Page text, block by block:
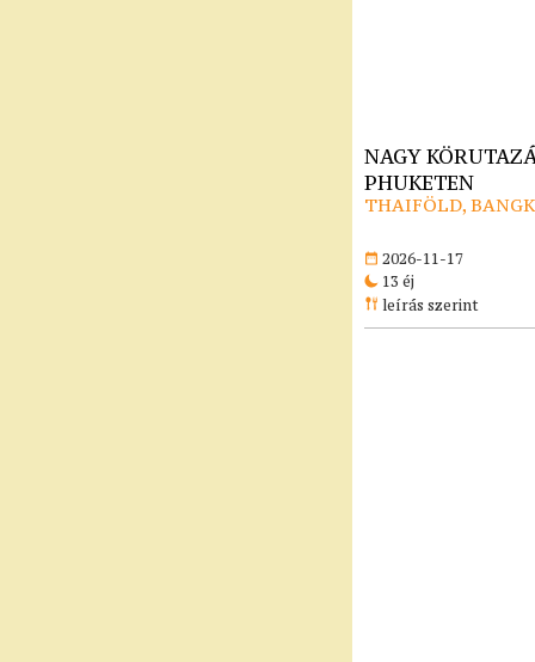
NAGY
PHUKETEN
THAIFÖLD,
2026-11-17
13 éj
leírás szerint